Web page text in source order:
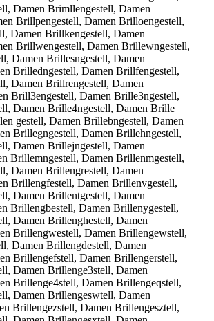
Damen Brimllengestell, Damen
Brillpengestell, Damen Brilloengestell,
Damen Brillkengestell, Damen
Brillwengestell, Damen Brillewngestell,
Damen Brillesngestell, Damen
Brilledngestell, Damen Brillfengestell,
Damen Brillrengestell, Damen
Brill3engestell, Damen Brille3ngestell,
Damen Brille4ngestell, Damen Brille
gestell, Damen Brillebngestell, Damen
Brillegngestell, Damen Brillehngestell,
Damen Brillejngestell, Damen
Brillemngestell, Damen Brillenmgestell,
Damen Brillengrestell, Damen
Brillengfestell, Damen Brillenvgestell,
Damen Brillentgestell, Damen
Brillengbestell, Damen Brillenygestell,
Damen Brillenghestell, Damen
Brillengwestell, Damen Brillengewstell,
Damen Brillengdestell, Damen
Brillengefstell, Damen Brillengerstell,
Damen Brillenge3stell, Damen
Brillenge4stell, Damen Brillengeqstell,
Damen Brillengeswtell, Damen
Brillengezstell, Damen Brillengesztell,